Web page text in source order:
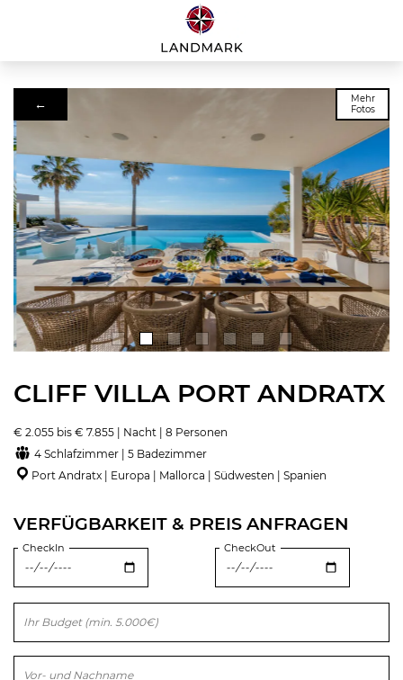
←
Mehr
Fotos
CLIFF VILLA PORT ANDRATX
€ 2.055 bis € 7.855 | Nacht | 8 Personen
4 Schlafzimmer | 5 Badezimmer
Port Andratx | Europa | Mallorca | Südwesten | Spanien
VERFÜGBARKEIT & PREIS ANFRAGEN
CheckIn CheckOut
Bitte lasse dieses Feld leer.